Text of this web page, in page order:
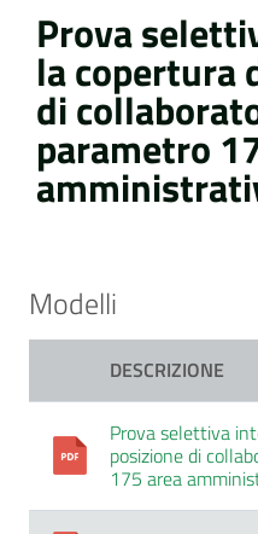
Prova
la copertura
di
parametro
Modelli
DESCRIZIONE
Prova selettiva
posizione di
175 area